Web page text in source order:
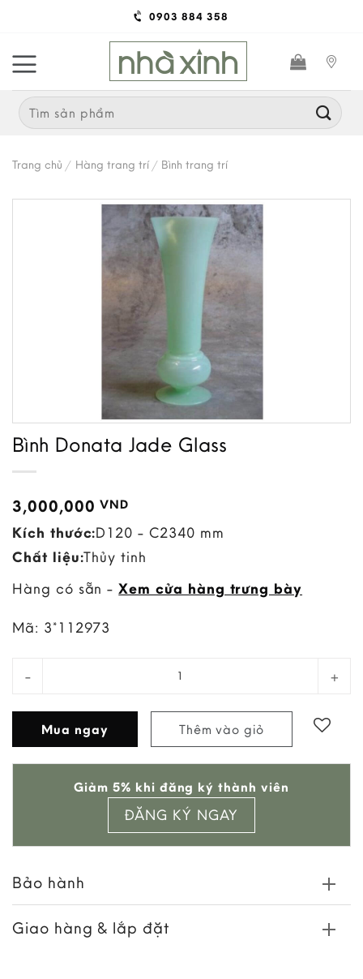
content
0903 884 358
Search
for:
Trang chủ / Hàng trang trí / Bình trang trí
Bình Donata Jade Glass
3,000,000VND
Kích thước:D120 - C2340 mm
Chất liệu:Thủy tinh
Hàng có sẵn -Xem cửa hàng trưng bày
Mã: 3*112973
Mua ngay Thêm vào giỏ
wishlist
Giảm 5% khi đăng ký thành viên
ĐĂNG KÝ NGAY
Bảo hành
Giao hàng & lắp đặt